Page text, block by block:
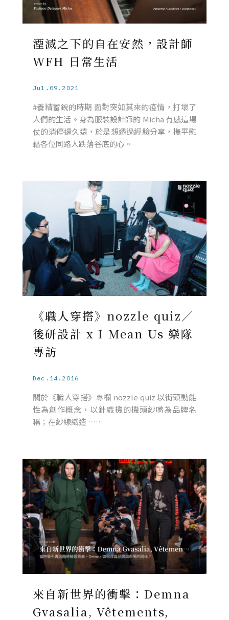
湮滅之下的自在安然，設計師
WFH 日常生活
Jul.09.2021
#養精蓄銳的時期 面對突如其來的疫情，打壞了
人們的生活。身為服裝設計師的 Micha 有感這場
仗的消停還久遠，於是想透過經驗分享，撫平慰
藉各位同路人跌落谷底的心。
《職人穿搭》nozzle quiz／
後研設計 x I Mean Us 樂隊
專訪
Dec.14.2016
關於《職人穿搭》專欄 nozzle quiz 以街頭動能
性為創作概念，以針織機的機頭紗嘴為品牌名
稱；在紗線織造 ……
來自新世界的衝擊：Demna
Gvasalia, Vêtements,